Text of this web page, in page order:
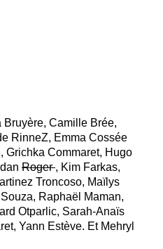
Camille Brée,
RinneZ, Emma Cossée
Grichka Commaret, Hugo
Roger, Kim Farkas,
Troncoso, Maïlys
Raphaël Maman,
Otparlic, Sarah-Anaïs
Yann Estève. Et Mehryl